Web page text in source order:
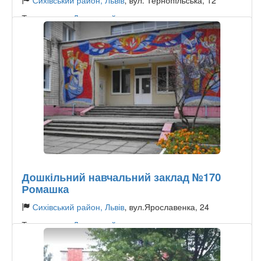
Тип садочку:Державний
Дошкільний навчальний заклад №170
Ромашка
Сихівський район, Львів, вул.Ярославенка, 24
Тип садочку:Державний